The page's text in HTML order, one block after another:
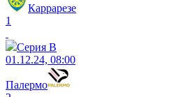
Каррарезе
1
Серия B
01.12.24, 08:00
Палермо